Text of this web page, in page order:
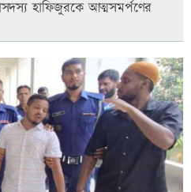
হাফিজুরকে আত্মসমর্পণের